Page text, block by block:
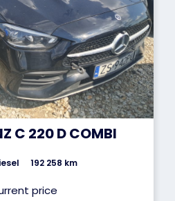
C 220 D COMBI
192 258 km
price